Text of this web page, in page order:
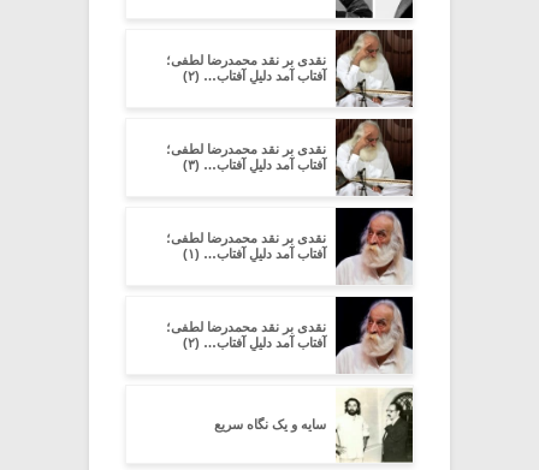
نقدی بر نقد محمدرضا لطفی؛
آفتاب آمد دلیلِ آفتاب… (۲)
نقدی بر نقد محمدرضا لطفی؛
آفتاب آمد دلیلِ آفتاب… (۳)
نقدی بر نقد محمدرضا لطفی؛
آفتاب آمد دلیلِ آفتاب… (۱)
نقدی بر نقد محمدرضا لطفی؛
آفتاب آمد دلیلِ آفتاب… (۲)
سایه و یک نگاه سریع